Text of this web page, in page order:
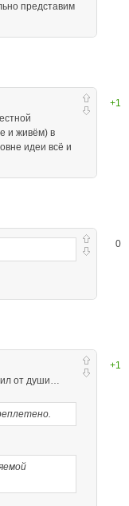
представим
+1
и живём) в
идеи всё и
0
+1
от души…